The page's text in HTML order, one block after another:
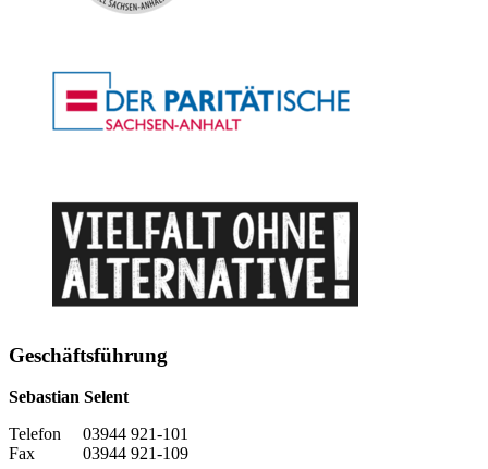
Geschäftsführung
Sebastian Selent
Telefon 03944 921-101
Fax 03944 921-109